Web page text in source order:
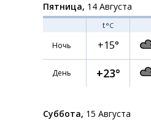
Пятница, 14 Августа
t°C
Ночь
+15°
День +23°
Суббота, 15 Августа